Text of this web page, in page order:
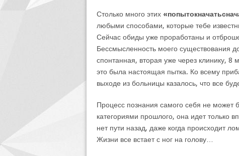
Столько много этих
любыми способами, которые тебе
Сейчас обиды уже проработаны и
Бессмысленность моего существования
спонтанная, вторая уже через клинику, 8
это была настоящая пытка. Ко всему
выходе из больницы казалось, что все
Процесс познания самого себя не
категориями прошлого, она идет только
нет пути назад, даже когда происходит
Жизни все встает с ног на голову…